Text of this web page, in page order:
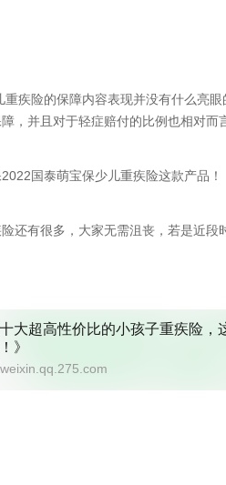
疾险的保障内容表现并没有什么亮
，并且对于轻症赔付的比例也相对而
国泰萌宝保少儿重疾险这款产品！
还有很多，大家无需沮丧，若是近
十大超高性价比的小孩子重疾险，
》
weixin.qq.275.com